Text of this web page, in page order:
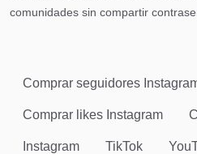
comunidades sin compartir
Comprar seguidores
Comprar likes Instagram
Instagram TikTok